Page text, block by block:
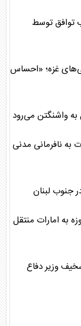
توافق توسط
غزه؛ «احساس
به واشنگتن می‌رود
به نافرمانی مدنی
رسمی اسرائیل؛ گنبد آهنین در جنگ ۴۰ روزه به امارات منتقل
وزیر دفاع